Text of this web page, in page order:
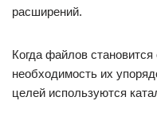
расширений.
Когда файлов
необходимость их
целей используются